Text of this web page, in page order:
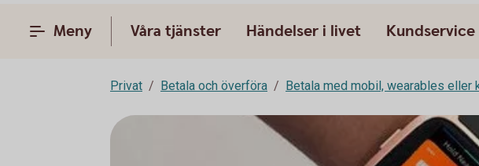
Meny Våra tjänster Händelser i livet Kundservice
Privat Betala och överföra Betala med mobil, wearables eller